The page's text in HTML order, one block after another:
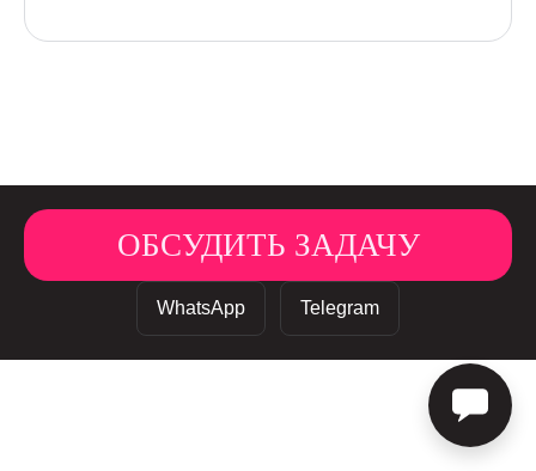
ОБСУДИТЬ ЗАДАЧУ
WhatsApp Telegram